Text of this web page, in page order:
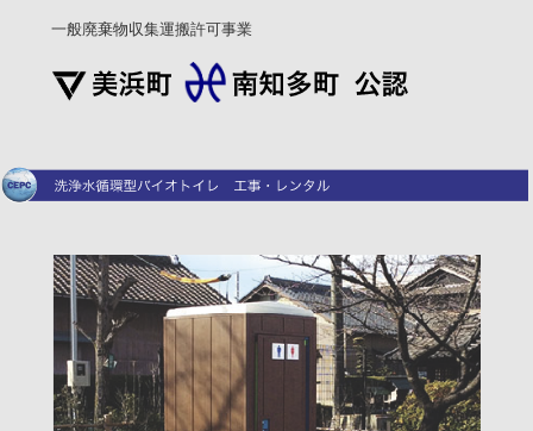
一般廃棄物収集運搬許可事業